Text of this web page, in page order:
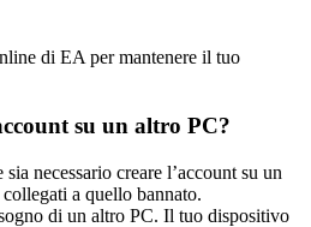
di EA per mantenere il tuo
su un altro PC?
necessario creare l’account su un
a quello bannato.
di un altro PC. Il tuo dispositivo